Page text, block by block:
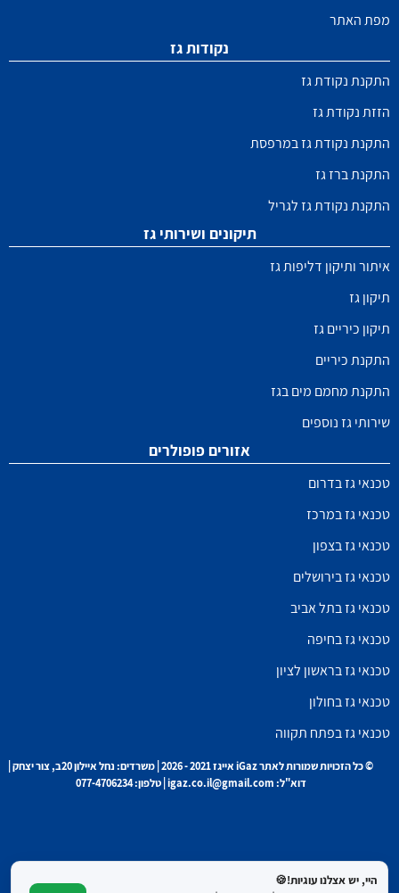
מפת האתר
נקודות גז
התקנת נקודת גז
הזזת נקודת גז
התקנת נקודת גז במרפסת
התקנת ברז גז
התקנת נקודת גז לגריל
תיקונים ושירותי גז
איתור ותיקון דליפות גז
תיקון גז
תיקון כיריים גז
התקנת כיריים
התקנת מחמם מים בגז
שירותי גז נוספים
אזורים פופולרים
טכנאי גז בדרום
טכנאי גז במרכז
טכנאי גז בצפון
טכנאי גז בירושלים
טכנאי גז בתל אביב
טכנאי גז בחיפה
טכנאי גז בראשון לציון
טכנאי גז בחולון
טכנאי גז בפתח תקווה
© כל הזכויות שמורות לאתר iGaz אייגז 2021 - 2026 | משרדים: נחל איילון 20ב, צור יצחק |
דוא"ל: igaz.co.il@gmail.com | טלפון: 077-4706234
היי, יש אצלנו עוגיות!🍪